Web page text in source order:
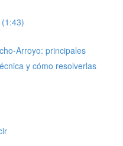
Arroyo: principales
y cómo resolverlas